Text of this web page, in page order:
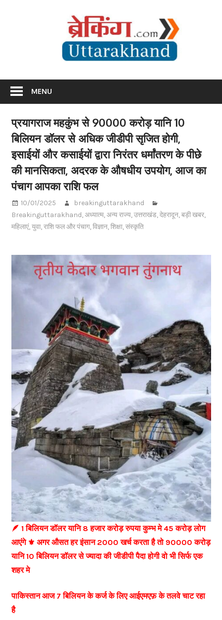
MENU
प्रयागराज महकुंभ से 90000 करोड़ यानि 10
बिलियन डॉलर से अधिक जीडीपी सृजित होगी,
इसाईयों और कसाईयों द्वारा निरंतर धर्मांतरण के पीछे
की मानसिकता, अदरक के औषधीय उपयोग, आज का
पंचाग आपका राशि फल
10/01/2025
breakinguttarakhand
Breakinguttarakhand,अध्यात्म,अन्य राज्य,उत्तराखंड,देहरादून,बड़ी खबर,
महिलाएं,युवा,राशि फल और पंचाग,विज्ञान,शिक्षा,संस्कृति
🪶 1 बिलियन डॉलर यानि 8 हजार करोड़ रुपया कुम्भ मे 45 करोड़ लोग
आएंगे ⚜️ अगर औसत हर इंसान 2000 खर्च करता है तो 90000 करोड़
यानि 10 बिलियन डॉलर से ज्यादा की जीडीपी पैदा होगी वो भी सिर्फ एक
शहर मे
पाकिस्तान आज 7 बिलियन के कर्ज के लिए आईएमएफ़ के तलवे चाट रहा
है